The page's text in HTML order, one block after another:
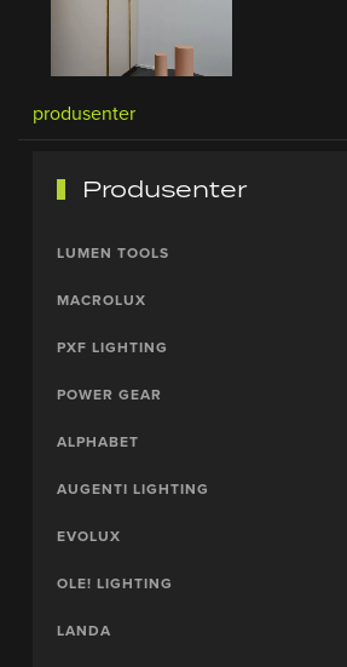
produsenter
Produsenter
LUMEN TOOLS
MACROLUX
PXF LIGHTING
POWER GEAR
ALPHABET
AUGENTI LIGHTING
EVOLUX
OLE! LIGHTING
LANDA